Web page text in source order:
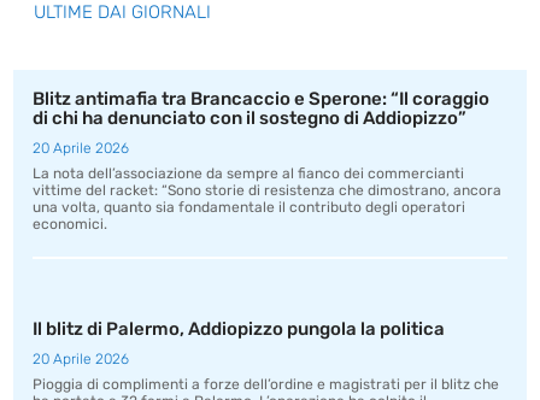
ULTIME DAI GIORNALI
Blitz antimafia tra Brancaccio e Sperone: “Il coraggio
di chi ha denunciato con il sostegno di Addiopizzo”
20 Aprile 2026
La nota dell’associazione da sempre al fianco dei commercianti
vittime del racket: “Sono storie di resistenza che dimostrano, ancora
una volta, quanto sia fondamentale il contributo degli operatori
economici.
Il blitz di Palermo, Addiopizzo pungola la politica
20 Aprile 2026
Pioggia di complimenti a forze dell’ordine e magistrati per il blitz che